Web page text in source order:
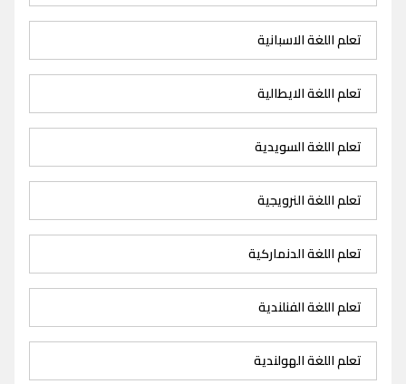
تعلم اللغة الاسبانية
تعلم اللغة الايطالية
تعلم اللغة السويدية
تعلم اللغة النرويجية
تعلم اللغة الدنماركية
تعلم اللغة الفنلندية
تعلم اللغة الهولندية